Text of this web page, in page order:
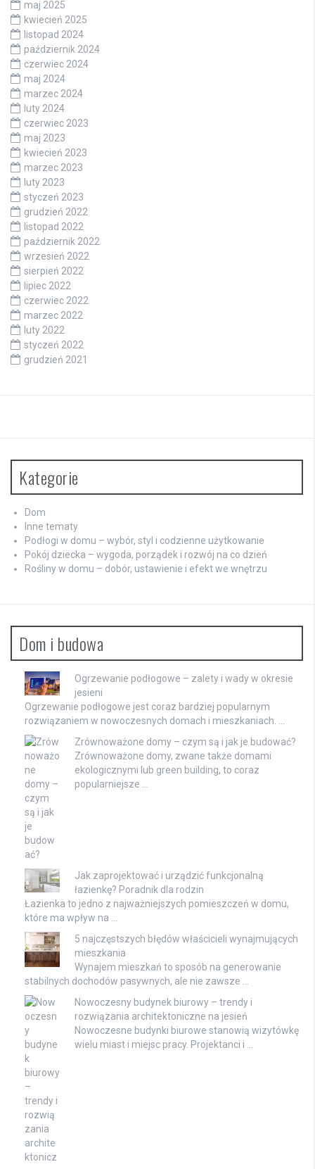
maj 2025
kwiecień 2025
listopad 2024
październik 2024
czerwiec 2024
maj 2024
marzec 2024
luty 2024
czerwiec 2023
maj 2023
kwiecień 2023
marzec 2023
luty 2023
styczeń 2023
grudzień 2022
listopad 2022
październik 2022
wrzesień 2022
sierpień 2022
lipiec 2022
czerwiec 2022
marzec 2022
luty 2022
styczeń 2022
grudzień 2021
Kategorie
Dom
Inne tematy
Podłogi w domu – wybór, styl i codzienne użytkowanie
Pokój dziecka – wygoda, porządek i rozwój na co dzień
Rośliny w domu – dobór, ustawienie i efekt we wnętrzu
Dom i budowa
Ogrzewanie podłogowe – zalety i wady w okresie
jesieni
Ogrzewanie podłogowe jest coraz bardziej popularnym
rozwiązaniem w nowoczesnych domach i mieszkaniach. …
Zrównoważone domy – czym są i jak je budować?
Zrównoważone domy, zwane także domami
ekologicznymi lub green building, to coraz
popularniejsze …
Jak zaprojektować i urządzić funkcjonalną
łazienkę? Poradnik dla rodzin
Łazienka to jedno z najważniejszych pomieszczeń w domu,
które ma wpływ na …
5 najczęstszych błędów właścicieli wynajmujących
mieszkania
Wynajem mieszkań to sposób na generowanie
stabilnych dochodów pasywnych, ale nie zawsze …
Nowoczesny budynek biurowy – trendy i
rozwiązania architektoniczne na jesień
Nowoczesne budynki biurowe stanowią wizytówkę
wielu miast i miejsc pracy. Projektanci i …